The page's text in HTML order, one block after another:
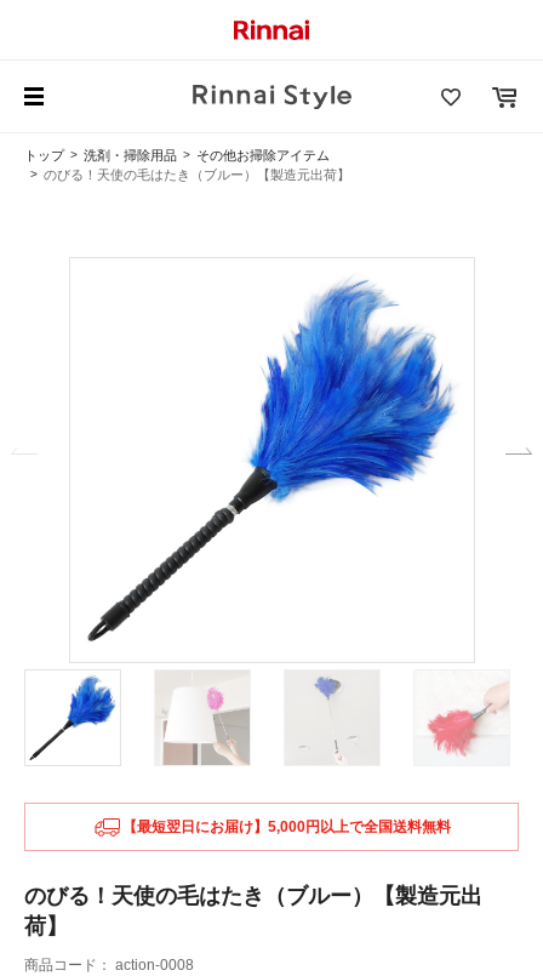
トップ 洗剤・掃除用品
その他お掃除アイテム
のびる！天使の毛はたき（ブルー）【製造元出荷】
【最短翌日にお届け】5,000円以上で全国送料無料
のびる！天使の毛はたき（ブルー）【製造元出
荷】
商品コード： action-0008